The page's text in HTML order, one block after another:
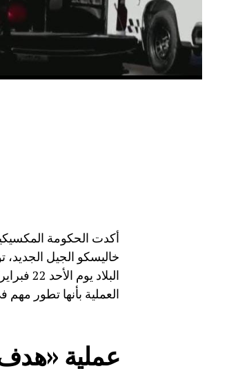
أكدت الحكومة
خاليسكو الجيل
العملية بأنها تطور مهم
عملية «هدف